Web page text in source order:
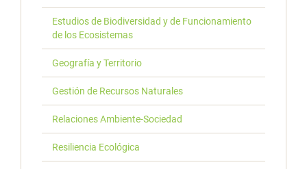
Estudios de Biodiversidad y de Funcionamiento
de los Ecosistemas
Geografía y Territorio
Gestión de Recursos Naturales
Relaciones Ambiente-Sociedad
Resiliencia Ecológica